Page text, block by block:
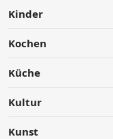
Kinder
Kochen
Küche
Kultur
Kunst